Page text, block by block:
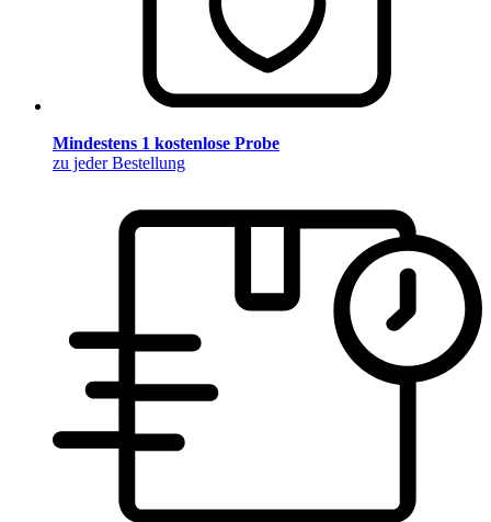
Mindestens 1 kostenlose Probe
zu jeder Bestellung